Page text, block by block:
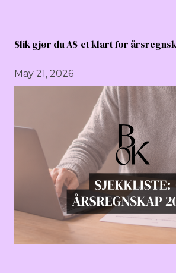
Slik gjør du AS-et klart for
May 21, 2026